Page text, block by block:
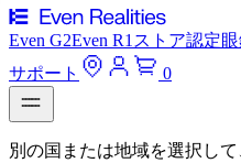
Even G2Even R1 ストア認定
サポート
0
別の国または地域を選択し